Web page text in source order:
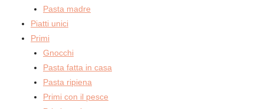
Pasta madre
Piatti unici
Primi
Gnocchi
Pasta fatta in casa
Pasta ripiena
Primi con il pesce